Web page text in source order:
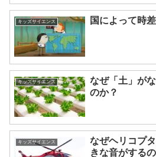
キッズサイエンス 国によって時
キッズサイエンス
なぜ「土」が
のか？
キッズサイエンス
なぜヘリコプ
きな音がする